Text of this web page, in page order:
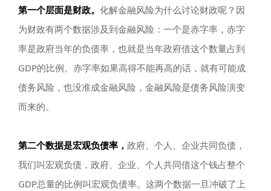
第一个层面是财政。 化解金融风险为什么讨论财政呢？因
为财政有两个数据涉及到金融风险：一个是赤字率，赤字
率是政府当年的负债率，也就是当年政府借这个数量占到
GDP的比例。赤字率如果高得不能再高的话，就有可能成
债务风险，也没准成金融风险，金融风险是债务风险演变
而来的。
第二个数据是宏观负债率， 政府、个人、企业共同负债，
我们叫宏观负债，政府、企业、个人共同借这个钱占整个
GDP总量的比例叫宏观负债率。这两个数据一旦冲破了上